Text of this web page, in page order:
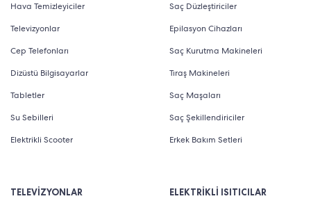
Hava Temizleyiciler
Televizyonlar
Cep Telefonları
Dizüstü Bilgisayarlar
Tabletler
Su Sebilleri
Elektrikli Scooter
Saç Düzleştiriciler
Epilasyon Cihazları
Saç Kurutma Makineleri
Tıraş Makineleri
Saç Maşaları
Saç Şekillendiriciler
Erkek Bakım Setleri
TELEVİZYONLAR ELEKTRİKLİ ISITICILAR